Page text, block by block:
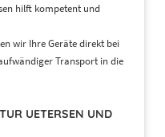
hilft kompetent und
wir Ihre Geräte direkt bei
Transport in die
UETERSEN UND